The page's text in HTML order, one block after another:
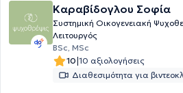
Καραβίδογλου Σοφία
Συστημική Οικογενειακή
Λειτουργός
BSc, MSc
10|10 αξιολογήσεις
Διαθεσιμότητα για